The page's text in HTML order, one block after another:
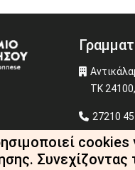
ΤΚ
27210
fst-
cookies